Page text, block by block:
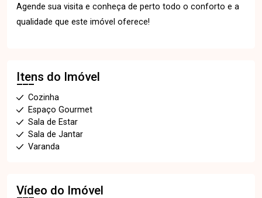
Agende sua visita e conheça de perto todo o conforto e a
qualidade que este imóvel oferece!
Itens do Imóvel
Cozinha
Espaço Gourmet
Sala de Estar
Sala de Jantar
Varanda
Vídeo do Imóvel